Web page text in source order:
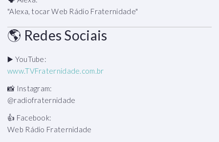
"Alexa, tocar Web Rádio Fraternidade"
🌎 Redes Sociais
▶️ YouTube:
www.TVFraternidade.com.br
📸 Instagram:
@radiofraternidade
👍 Facebook:
Web Rádio Fraternidade